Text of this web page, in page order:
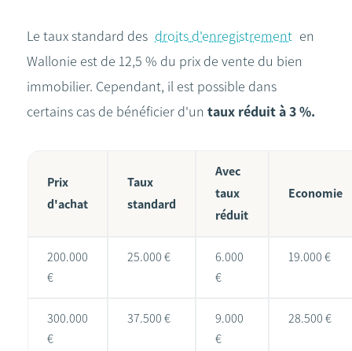
Le taux standard des droits d'enregistrement en
Wallonie est de 12,5 % du prix de vente du bien
immobilier. Cependant, il est possible dans
certains cas de bénéficier d'un taux réduit à 3 %.
Prix
d'achat
Taux
standard
Avec
taux
réduit
Economie
200.000
€
25.000 €
6.000
€
19.000 €
300.000
€
37.500 €
9.000
€
28.500 €